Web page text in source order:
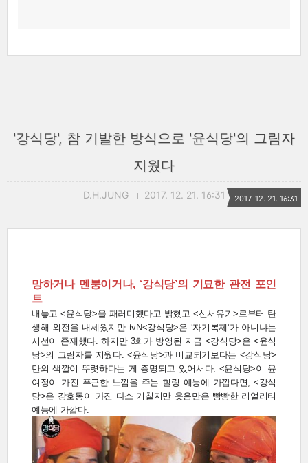
'강식당', 참 기발한 방식으로 '윤식당'의 그림자
지웠다
D.H.JUNG 2017. 12. 21. 16:31 2017. 12. 21. 16:31
망하거나 멘붕이거나, ‘강식당’의 기묘한 관전 포인
트
내놓고 <윤식당>을 패러디했다고 밝혔고 <신서유기>로부터 탄
생해 외전을 내세웠지만 tvN<강식당>은 ‘자기복제’가 아니냐는
시선이 존재했다. 하지만 3회가 방영된 지금 <강식당>은 <윤식
당>의 그림자를 지웠다. <윤식당>과 비교되기보다는 <강식당>
만의 색깔이 뚜렷하다는 게 증명되고 있어서다. <윤식당>이 윤
여정이 가진 푸근한 느낌을 주는 힐링 예능에 가깝다면, <강식
당>은 강호동이 가진 다소 거칠지만 웃음만은 빵빵한 리얼리티
예능에 가깝다.